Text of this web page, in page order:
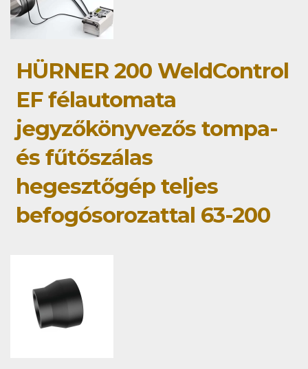
HÜRNER 200 WeldControl
EF félautomata
jegyzőkönyvezős tompa-
és fűtőszálas
hegesztőgép teljes
befogósorozattal 63-200